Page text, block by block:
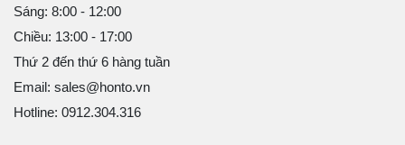
Sáng: 8:00 - 12:00
Chiều: 13:00 - 17:00
Thứ 2 đến thứ 6 hàng tuần
Email: sales@honto.vn
Hotline: 0912.304.316